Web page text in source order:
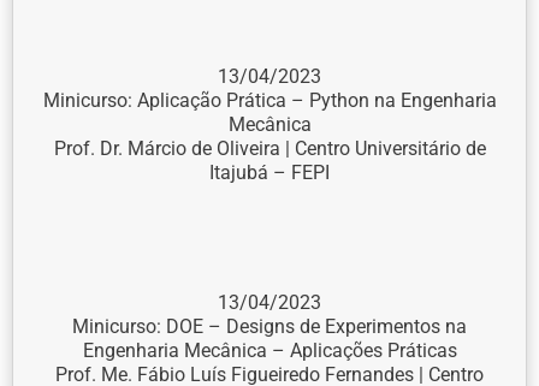
13/04/2023
Minicurso: Aplicação Prática – Python na Engenharia
Mecânica
Prof. Dr. Márcio de Oliveira | Centro Universitário de
Itajubá – FEPI
13/04/2023
Minicurso: DOE – Designs de Experimentos na
Engenharia Mecânica – Aplicações Práticas
Prof. Me. Fábio Luís Figueiredo Fernandes | Centro